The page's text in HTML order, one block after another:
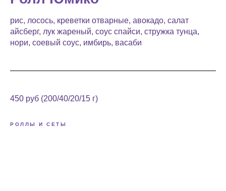
рис, лосось, креветки отварные, авокадо, салат
айсберг, лук жареный, соус спайси, стружка тунца,
нори, соевый соус, имбирь, васаби
450 руб (200/40/20/15 г)
РОЛЛЫ И СЕТЫ